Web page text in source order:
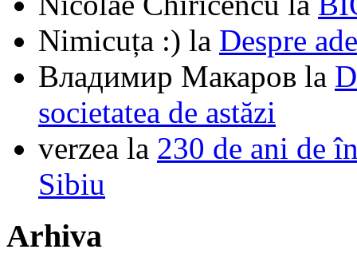
Nimicuța :) la Despre
Владимир Макаров la
societatea de astăzi
verzea la 230 de ani de
Sibiu
Arhiva